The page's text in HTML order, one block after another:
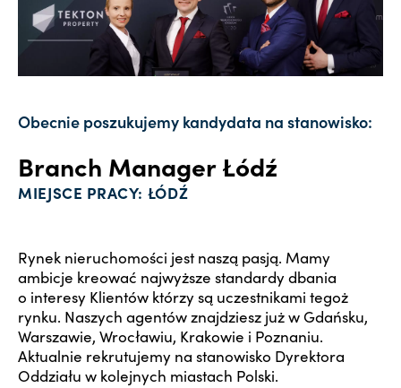
Obecnie poszukujemy kandydata na stanowisko:
Branch Manager Łódź
MIEJSCE PRACY: ŁÓDŹ
Rynek nieruchomości jest naszą pasją. Mamy
ambicje kreować najwyższe standardy dbania
o interesy Klientów którzy są uczestnikami tegoż
rynku. Naszych agentów znajdziesz już w Gdańsku,
Warszawie, Wrocławiu, Krakowie i Poznaniu.
Aktualnie rekrutujemy na stanowisko Dyrektora
Oddziału w kolejnych miastach Polski.